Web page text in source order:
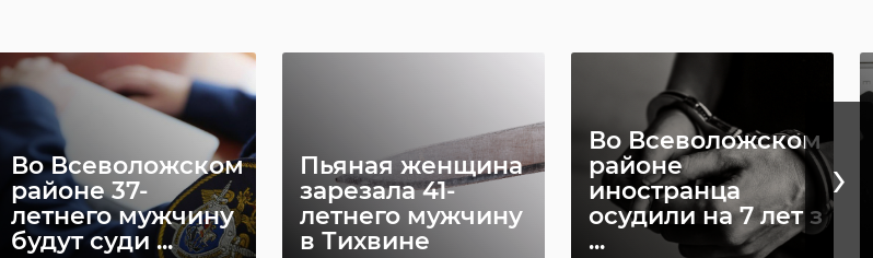
Во Всеволожском
районе 37-
летнего мужчину
будут суди ...
Пьяная женщина
зарезала 41-
летнего мужчину
в Тихвине
Во Всеволожском
районе
иностранца
осудили на 7 лет з
...
›
- подчеркнул Александр Дрозденко.